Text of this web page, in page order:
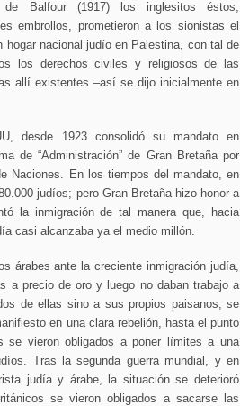
Balfour (1917) los inglesitos éstos,
embrollos, prometieron a los sionistas el
hogar nacional judío en Palestina, con tal de
los derechos civiles y religiosos de las
allí existentes –así se dijo inicialmente en
desde 1923 consolidó su mandato en
de “Administración” de Gran Bretaña por
Naciones. En los tiempos del mandato, en
judíos; pero Gran Bretaña hizo honor a
la inmigración de tal manera que, hacia
casi alcanzaba ya el medio millón.
árabes ante la creciente inmigración judía,
a precio de oro y luego no daban trabajo a
de ellas sino a sus propios paisanos, se
en una clara rebelión, hasta el punto
se vieron obligados a poner límites a una
Tras la segunda guerra mundial, y en
judía y árabe, la situación se deterioró
se vieron obligados a sacarse las